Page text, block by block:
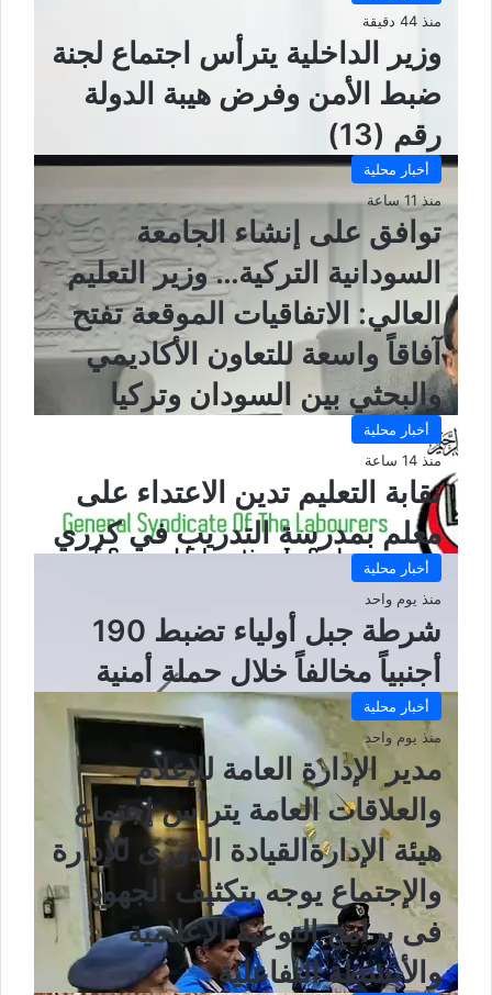
منذ 44 دقيقة
وزير الداخلية يترأس اجتماع لجنة
ضبط الأمن وفرض هيبة الدولة
رقم (13)
أخبار محلية
منذ 11 ساعة
توافق على إنشاء الجامعة
السودانية التركية… وزير التعليم
العالي: الاتفاقيات الموقعة تفتح
آفاقاً واسعة للتعاون الأكاديمي
والبحثي بين السودان وتركيا
أخبار محلية
منذ 14 ساعة
نقابة التعليم تدين الاعتداء على
معلم بمدرسة التدريب في كرري
أخبار محلية
منذ يوم واحد
شرطة جبل أولياء تضبط 190
أجنبياً مخالفاً خلال حملة أمنية
أخبار محلية
منذ يوم واحد
مدير الإدارة العامة للإعلام
والعلاقات العامة يترأس إجتماع
هيئة الإدارةالقيادة الدورى للإدارة
والإجتماع يوجه بتكثيف الجهود
فى برامج التوعية الإعلامية
والأنشطة التفاعلية